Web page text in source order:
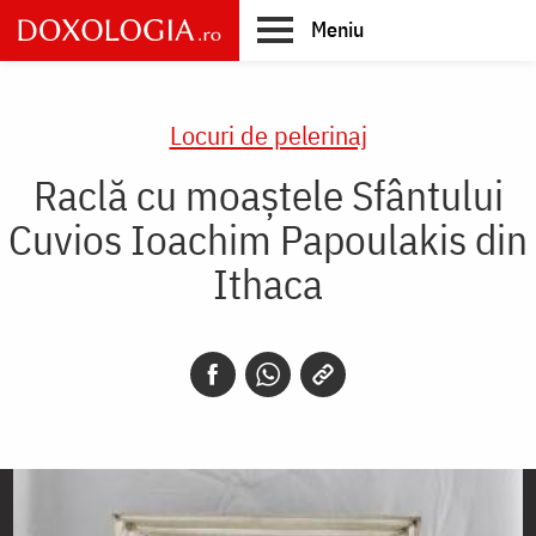
Skip
to
main
Meniu
Locuri de pelerinaj
Raclă cu moaştele Sfântului
Cuvios Ioachim Papoulakis din
Ithaca